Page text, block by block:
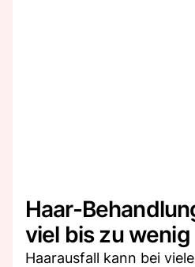
Haar-
viel bis zu wenig
Haarausfall kann bei